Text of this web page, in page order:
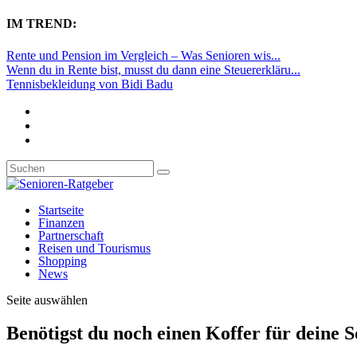
IM TREND:
Rente und Pension im Vergleich – Was Senioren wis...
Wenn du in Rente bist, musst du dann eine Steuererkläru...
Tennisbekleidung von Bidi Badu
Startseite
Finanzen
Partnerschaft
Reisen und Tourismus
Shopping
News
Seite auswählen
Benötigst du noch einen Koffer für deine